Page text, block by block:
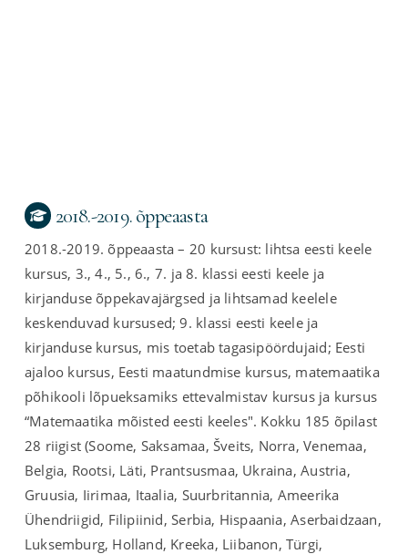
2018.-2019. õppeaasta
2018.-2019. õppeaasta – 20 kursust: lihtsa eesti keele
kursus, 3., 4., 5., 6., 7. ja 8. klassi eesti keele ja
kirjanduse õppekavajärgsed ja lihtsamad keelele
keskenduvad kursused; 9. klassi eesti keele ja
kirjanduse kursus, mis toetab tagasipöördujaid; Eesti
ajaloo kursus, Eesti maatundmise kursus, matemaatika
põhikooli lõpueksamiks ettevalmistav kursus ja kursus
“Matemaatika mõisted eesti keeles". Kokku 185 õpilast
28 riigist (Soome, Saksamaa, Šveits, Norra, Venemaa,
Belgia, Rootsi, Läti, Prantsusmaa, Ukraina, Austria,
Gruusia, Iirimaa, Itaalia, Suurbritannia, Ameerika
Ühendriigid, Filipiinid, Serbia, Hispaania, Aserbaidzaan,
Luksemburg, Holland, Kreeka, Liibanon, Türgi,